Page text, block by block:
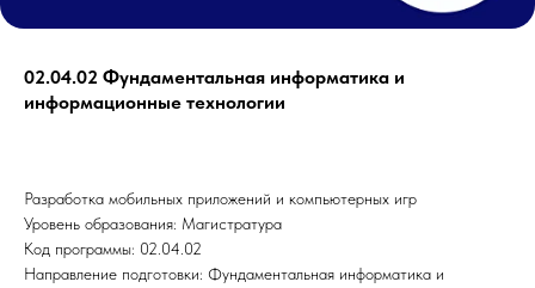
02.04.02 Фундаментальная информатика и
информационные технологии
Разработка мобильных приложений и компьютерных игр
Уровень образования: Магистратура
Код программы: 02.04.02
Направление подготовки: Фундаментальная информатика и